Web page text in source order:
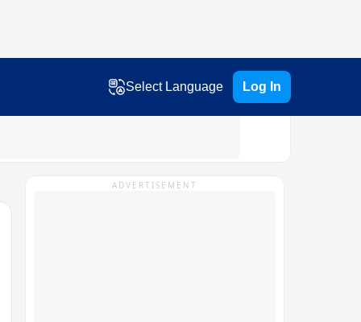
Select Language Log In
ADVERTISEMENT